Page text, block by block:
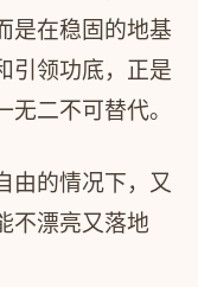
是在稳固的地基
引领功底，正是
二不可替代。
由的情况下，又
不漂亮又落地